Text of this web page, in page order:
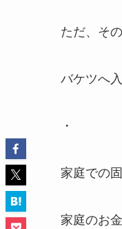
ただ、そ
バケツへ
・
家庭での
家庭のお